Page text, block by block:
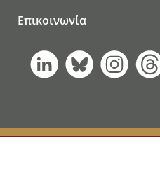
Επικοινωνία